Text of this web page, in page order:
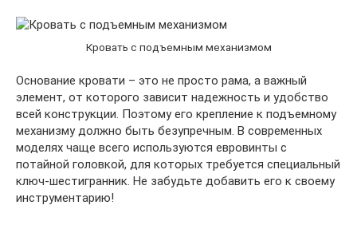
Кровать с подъемным механизмом
Основание кровати – это не просто рама, а важный
элемент, от которого зависит надежность и удобство
всей конструкции. Поэтому его крепление к подъемному
механизму должно быть безупречным. В современных
моделях чаще всего используются евровинты с
потайной головкой, для которых требуется специальный
ключ-шестигранник. Не забудьте добавить его к своему
инструментарию!